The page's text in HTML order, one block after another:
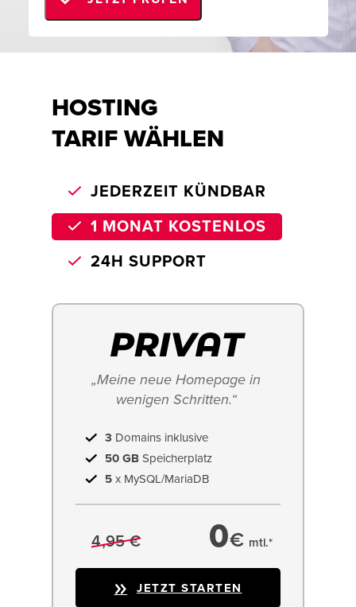
HOSTING
TARIF WÄHLEN
JEDERZEIT KÜNDBAR
1 MONAT KOSTENLOS
24H SUPPORT
„Meine neue Homepage in
wenigen Schritten.“
3 Domains inklusive
50 GB Speicherplatz
5 x MySQL/MariaDB
4,95 € 0€ mtl.*
JETZT STARTEN